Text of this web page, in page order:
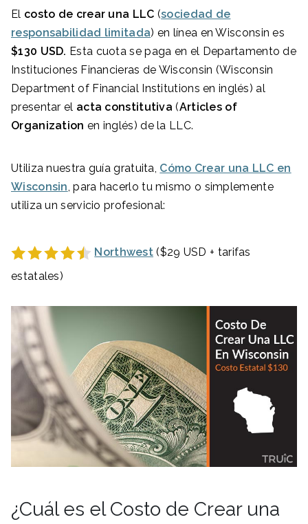
El costo de crear una LLC (sociedad de
responsabilidad limitada) en línea en Wisconsin es
$130 USD. Esta cuota se paga en el Departamento de
Instituciones Financieras de Wisconsin (Wisconsin
Department of Financial Institutions en inglés) al
presentar el acta constitutiva (Articles of
Organization en inglés) de la LLC.
Utiliza nuestra guía gratuita, Cómo Crear una LLC en
Wisconsin, para hacerlo tu mismo o simplemente
utiliza un servicio profesional:
Northwest ($29 USD + tarifas
estatales)
¿Cuál es el Costo de Crear una